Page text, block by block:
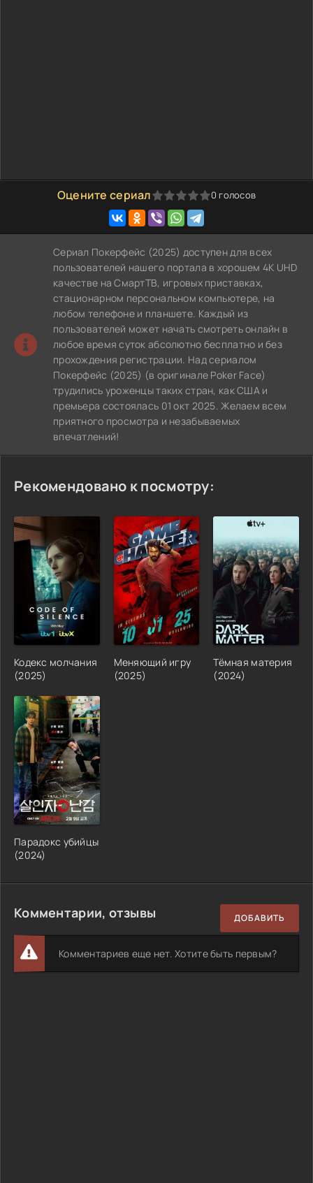
Оцените сериал
1 2 3 4 5 0 голосов
Сериал Покерфейс (2025) доступен для всех
пользователей нашего портала в хорошем 4K UHD
качестве на СмартТВ, игровых приставках,
стационарном персональном компьютере, на
любом телефоне и планшете. Каждый из
пользователей может начать смотреть онлайн в
любое время суток абсолютно бесплатно и без
прохождения регистрации. Над сериалом
Покерфейс (2025) (в оригинале Poker Face)
трудились уроженцы таких стран, как США и
премьера состоялась 01 окт 2025. Желаем всем
приятного просмотра и незабываемых
впечатлений!
Рекомендовано к посмотру:
Кодекс молчания
(2025)
Меняющий игру
(2025)
Тёмная материя
(2024)
Парадокс убийцы
(2024)
Комментарии, отзывы ДОБАВИТЬ
Комментариев еще нет. Хотите быть первым?